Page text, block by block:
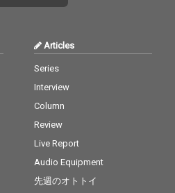
Articles
Series
Interview
Column
Review
Live Report
Audio Equipment
先週のオトトイ